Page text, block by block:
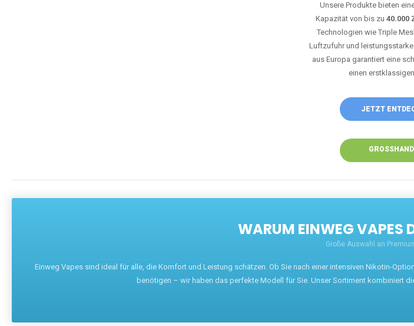
Unsere Produkte bieten
Kapazität von bis zu 40.000
Technologien wie Triple
Luftzufuhr und
aus Europa garantiert eine
einen
JETZT
WARUM EINWEG VAPES
Große Auswahl an
Einweg Vapes sind ideal für alle, die Komfort und Leistung schätzen. Ob Sie nach einer intensiven Nikotin-
benötigen – wir haben das perfekte Modell für Sie. Unser Sortiment kombiniert